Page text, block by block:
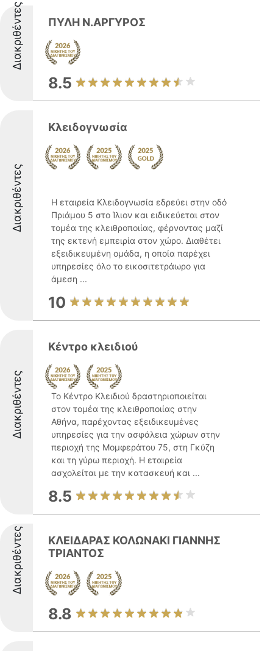
Διακριθέντες ΠΥΛΗ Ν.ΑΡΓΥΡΟΣ
8.5
Διακριθέντες
Κλειδογνωσία
Η εταιρεία Κλειδογνωσία εδρεύει στην οδό
Πριάμου 5 στο Ίλιον και ειδικεύεται στον
τομέα της κλειθροποιίας, φέρνοντας μαζί
της εκτενή εμπειρία στον χώρο. Διαθέτει
εξειδικευμένη ομάδα, η οποία παρέχει
υπηρεσίες όλο το εικοσιτετράωρο για
άμεση ...
10
Διακριθέντες
Κέντρο κλειδιού
Το Κέντρο Κλειδιού δραστηριοποιείται
στον τομέα της κλειθροποιίας στην
Αθήνα, παρέχοντας εξειδικευμένες
υπηρεσίες για την ασφάλεια χώρων στην
περιοχή της Μομφεράτου 75, στη Γκύζη
και τη γύρω περιοχή. Η εταιρεία
ασχολείται με την κατασκευή και ...
8.5
Διακριθέντες
ΚΛΕΙΔΑΡΑΣ ΚΟΛΩΝΑΚΙ ΓΙΑΝΝΗΣ
ΤΡΙΑΝΤΟΣ
8.8